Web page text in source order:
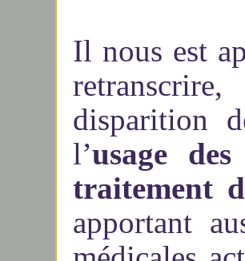
Il nous est
disparition
l’usage
traitement
apportant